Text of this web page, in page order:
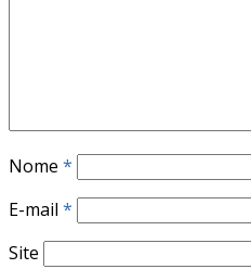
Nome *
E-mail *
Site